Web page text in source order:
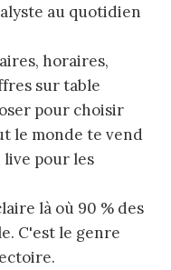
au quotidien
horaires,
sur table
pour choisir
le monde te vend
live pour les
là où 90 % des
C'est le genre